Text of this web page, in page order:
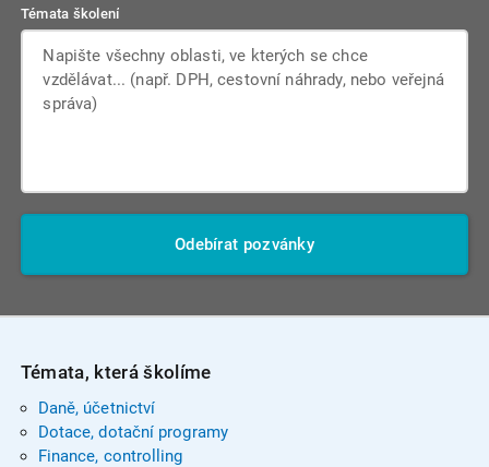
Témata školení
Odebírat pozvánky
Témata, která školíme
Daně, účetnictví
Dotace, dotační programy
Finance, controlling